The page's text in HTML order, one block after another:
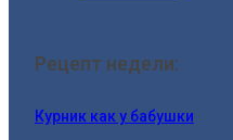
Рецепт недели:
Курник как у бабушки